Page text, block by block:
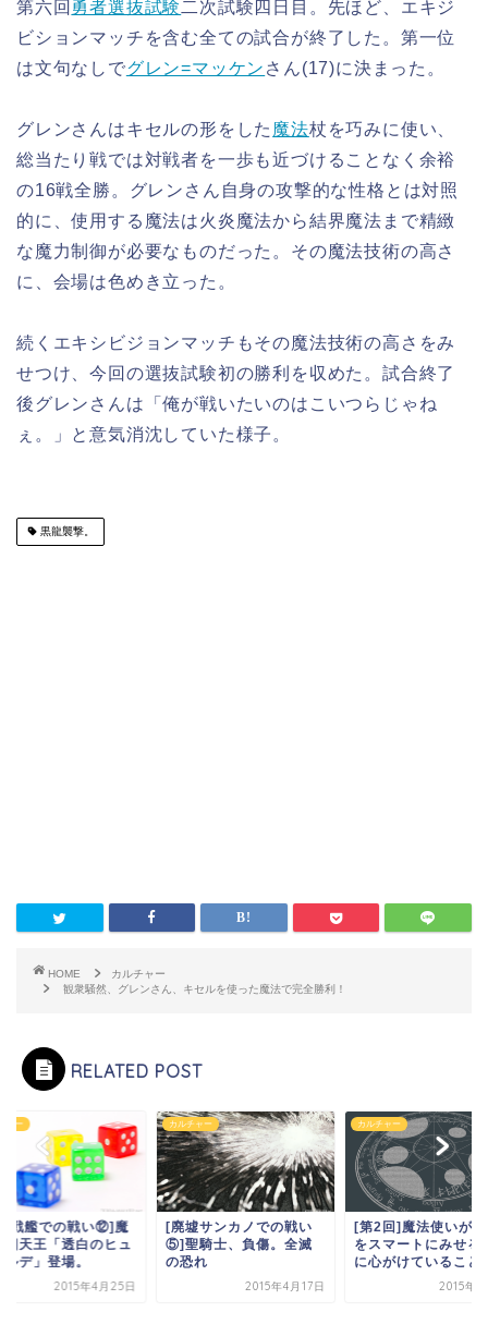
第六回 勇者選抜試験 二次試験四日目。先ほど、エキジ
ビションマッチを含む全ての試合が終了した。第一位
は文句なしでグレン=マッケン さん(17)に決まった。
グレンさんはキセルの形をした 魔法杖を巧みに使い、
総当たり戦では対戦者を一歩も近づけることなく余裕
の16戦全勝。グレンさん自身の攻撃的な性格とは対照
的に、使用する魔法は火炎魔法から結界魔法まで精緻
な魔力制御が必要なものだった。その魔法技術の高さ
に、会場は色めき立った。
続くエキシビジョンマッチもその魔法技術の高さをみ
せつけ、今回の選抜試験初の勝利を収めた。試合終了
後グレンさんは「俺が戦いたいのはこいつらじゃね
ぇ。」と意気消沈していた様子。
黒龍襲撃。
HOME
カルチャー
観衆騒然、グレンさん、キセルを使った魔法で完全勝利！
RELATED POST
ャー
戦艦での戦い⑫]魔
四天王「透白のヒュ
ルデ」登場。
2015年4月25日
カルチャー
[廃墟サンカノでの戦い
⑤]聖騎士、負傷。全滅
の恐れ
2015年4月17日
カルチャー
[第2回]魔法使いが
をスマートにみせる
に心がけていること
2015年3